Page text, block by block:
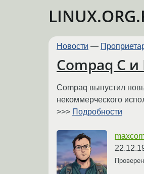
Новости —
Compaq C
Compaq выпустил
некоммерческого
>>> Подробности